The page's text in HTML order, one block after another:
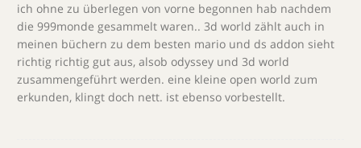
ich ohne zu überlegen von vorne begonnen hab nachdem
die 999monde gesammelt waren.. 3d world zählt auch in
meinen büchern zu dem besten mario und ds addon sieht
richtig richtig gut aus, alsob odyssey und 3d world
zusammengeführt werden. eine kleine open world zum
erkunden, klingt doch nett. ist ebenso vorbestellt.